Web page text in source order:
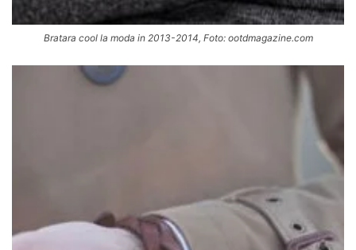
Bratara cool la moda in 2013-2014, Foto: ootdmagazine.com